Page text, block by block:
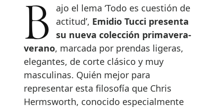
Bajo el lema ‘Todo es cuestión de actitud’, Emidio Tucci presenta
su nueva colección primavera-
verano, marcada por prendas ligeras,
elegantes, de corte clásico y muy
masculinas. Quién mejor para
representar esta filosofía que Chris
Hermsworth, conocido especialmente